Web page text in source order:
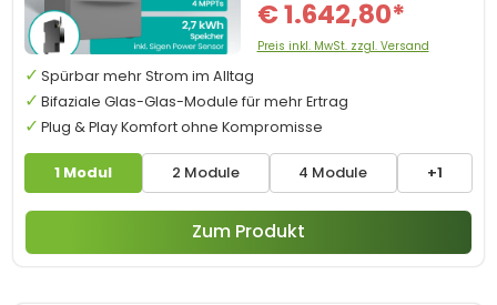
1 Modul 2 Module 4 Module +1
€ 1.642,80*
Preis inkl. MwSt. zzgl. Versand
Spürbar mehr Strom im Alltag
Bifaziale Glas-Glas-Module für mehr Ertrag
Plug & Play Komfort ohne Kompromisse
Zum Produkt